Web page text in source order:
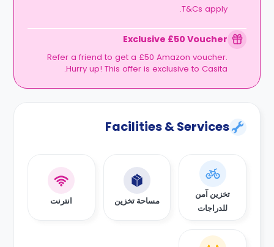
T&Cs apply.
Exclusive £50 Voucher
Refer a friend to get a £50 Amazon voucher.
Hurry up! This offer is exclusive to Casita.
Facilities & Services
تخزين آمن
للدراجات
مساحة تخزين انترنت